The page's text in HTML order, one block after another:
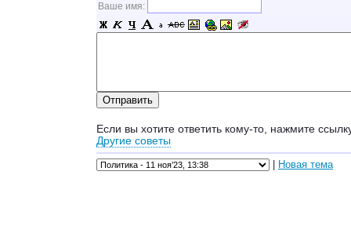
Ваше имя:
Если вы хотите ответить кому-то, нажмите
Другие советы
Новая тема